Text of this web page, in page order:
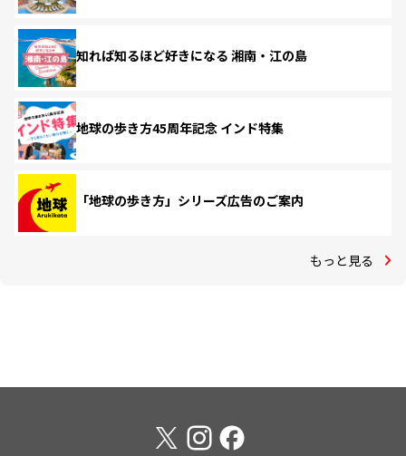
知れば知るほど好きになる 湘南・江の島
地球の歩き方45周年記念 インド特集
「地球の歩き方」シリーズ広告のご案内
もっと見る